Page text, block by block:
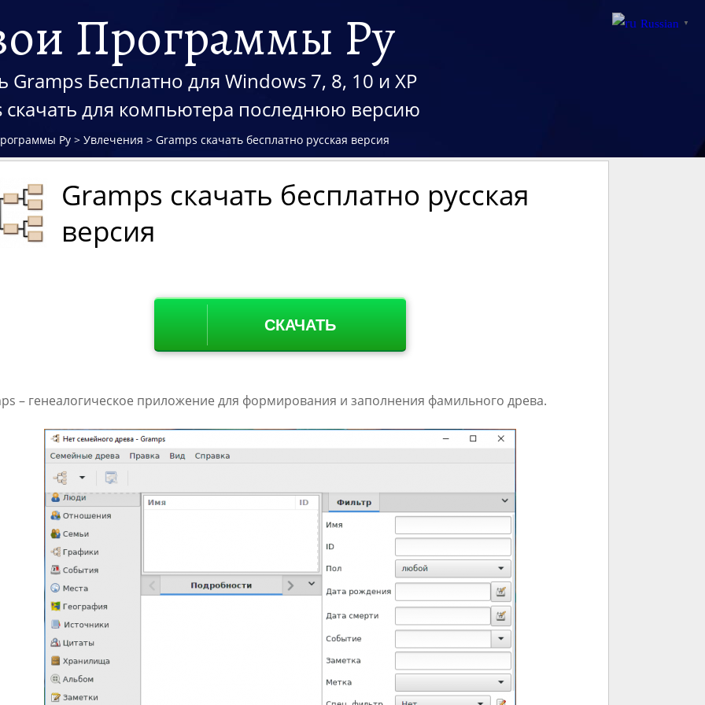
Программы Ру
Gramps Бесплатно для Windows 7, 8, 10 и XP
скачать для компьютера последнюю версию
Ру > Увлечения > Gramps скачать бесплатно русская версия
Gramps скачать бесплатно русская
версия
СКАЧАТЬ
– генеалогическое приложение для формирования и заполнения фамильного древа.
Russian ▼